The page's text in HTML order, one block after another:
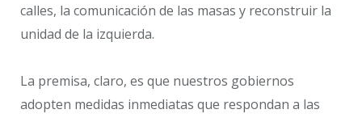
calles, la comunicación de las masas y reconstruir la
unidad de la izquierda.
La premisa, claro, es que nuestros gobiernos
adopten medidas inmediatas que respondan a las